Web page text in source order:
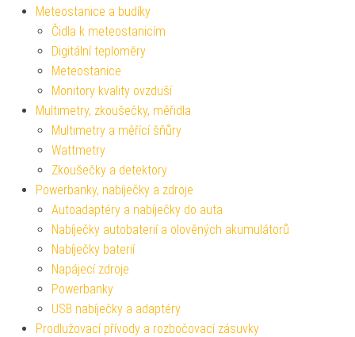
Meteostanice a budíky
Čidla k meteostanicím
Digitální teploměry
Meteostanice
Monitory kvality ovzduší
Multimetry, zkoušečky, měřidla
Multimetry a měřící šňůry
Wattmetry
Zkoušečky a detektory
Powerbanky, nabíječky a zdroje
Autoadaptéry a nabíječky do auta
Nabíječky autobaterií a olověných akumulátorů
Nabíječky baterií
Napájecí zdroje
Powerbanky
USB nabíječky a adaptéry
Prodlužovací přívody a rozbočovací zásuvky